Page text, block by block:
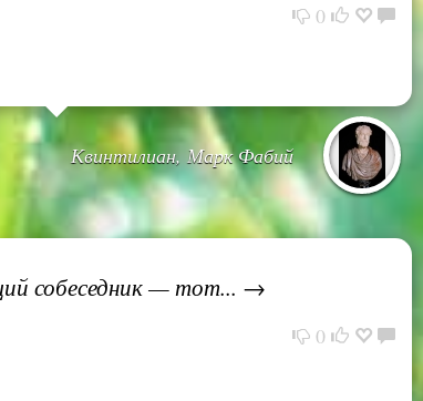
0
Квинтилиан, Марк Фабий
собеседник — тот... →
0